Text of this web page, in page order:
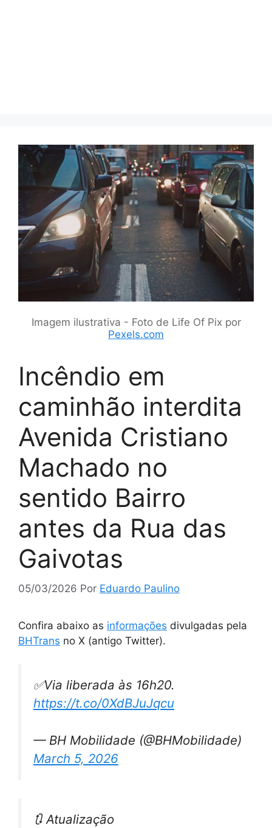
Imagem ilustrativa - Foto de Life Of Pix por
Pexels.com
Incêndio em
caminhão interdita
Avenida Cristiano
Machado no
sentido Bairro
antes da Rua das
Gaivotas
05/03/2026 Por Eduardo Paulino
Confira abaixo as informações divulgadas pela
BHTrans no X (antigo Twitter).
✅Via liberada às 16h20.
https://t.co/0XdBJuJqcu
— BH Mobilidade (@BHMobilidade)
March 5, 2026
🔃 Atualização